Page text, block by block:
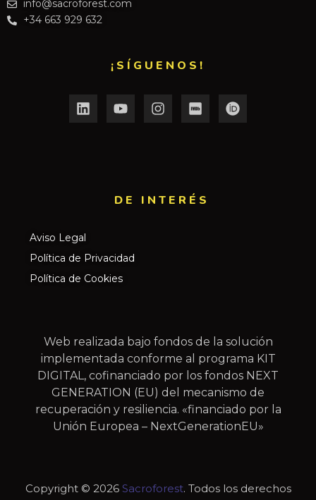
info@sacroforest.com
+34 663 929 632
¡SÍGUENOS!
DE INTERÉS​
Aviso Legal
Política de Privacidad
Política de Cookies
Web realizada bajo fondos de la solución
implementada conforme al programa KIT
DIGITAL, cofinanciado por los fondos NEXT
GENERATION (EU) del mecanismo de
recuperación y resiliencia. «financiado por la
Unión Europea – NextGenerationEU»
Copyright © 2026 Sacroforest. Todos los derechos